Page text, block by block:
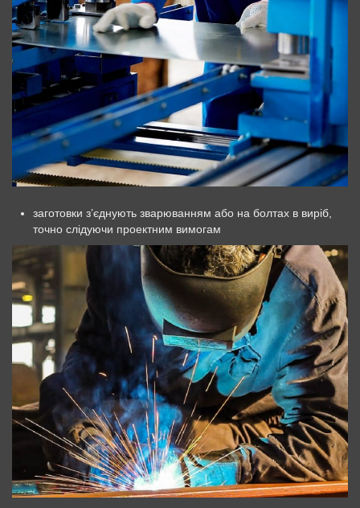
заготовки з’єднують зварюванням або на болтах в виріб,
точно слідуючи проектним вимогам